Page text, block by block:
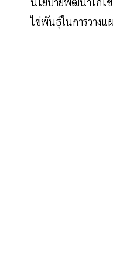
ไข่พันธุ์ในการวาง